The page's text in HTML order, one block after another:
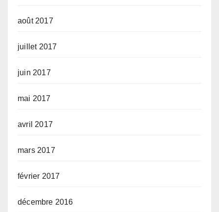
août 2017
juillet 2017
juin 2017
mai 2017
avril 2017
mars 2017
février 2017
décembre 2016